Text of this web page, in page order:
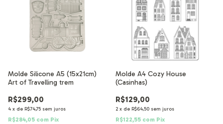
Molde Silicone A5 (15x21cm)
Art of Travelling trem
R$299,00
4 x de R$74,75 sem juros
R$284,05 com Pix
Molde A4 Cozy House
(Casinhas)
R$129,00
2 x de R$64,50 sem juros
R$122,55 com Pix